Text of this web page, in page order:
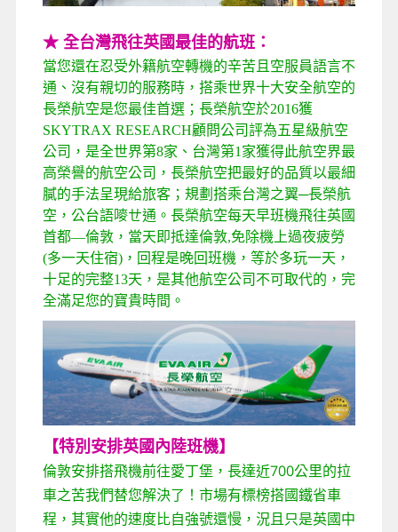
★ 全台灣飛往英國最佳的航班：
當您還在忍受外籍航空轉機的辛苦 且空服員語言不
通 、 沒有親切的服務時， 搭乘世界十大安全航空的
長榮航空是您最佳首選； 長榮航空於2016獲
SKYTRAX RESEARCH顧問公司評為五星級航空
公司，是全世界第8家、台灣第1 家獲得此航空界最
高榮譽的航空公司，長榮航空把最好的品質以最細
膩的手法呈現給旅客；規劃搭乘台灣之翼─長榮航
空，公台語嘜ㄝ通。長榮航空每天早班機飛往英國
首都—倫敦，當天即抵達倫敦,免除機上過夜疲勞
(多一天住宿)，回程是晚回班機，等於多玩一天，
十足的完整13天，是其他航空公司不可取代的，完
全滿足您的寶貴時間。
【特別安排英國內陸班機】
倫敦安排搭飛機前往愛丁堡，長達近700公里的拉
車之苦我們替您解決了！市場有標榜搭國鐵省車
程，其實他的速度比自強號還慢，況且只是英國中